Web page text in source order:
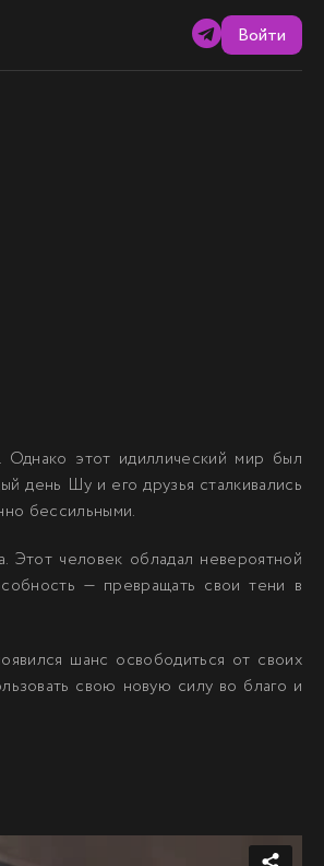
Войти
этот идиллический мир был
день Шу и его друзья сталкивались
бессильными.
Этот человек обладал невероятной
— превращать свои тени в
шанс освободиться от своих
свою новую силу во благо и